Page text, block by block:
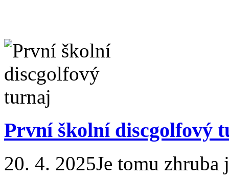
První školní discgolfový
20. 4. 2025Je tomu zhruba